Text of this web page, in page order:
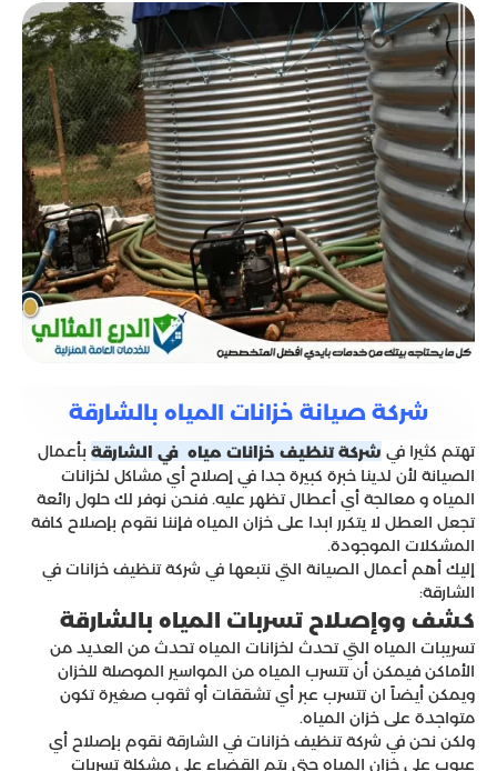
شركة صيانة خزانات المياه بالشارقة
تهتم كثيرا في شركة تنظيف خزانات مياه في الشارقة بأعمال
الصيانة لأن لدينا خبرة كبيرة جدا في إصلاح أي مشاكل لخزانات
المياه و معالجة أي أعطال تظهر عليه. فنحن نوفر لك حلول رائعة
تجعل العطل لا يتكرر ابدا على خزان المياه فإننا نقوم بإصلاح كافة
المشكلات الموجودة.
إليك أهم أعمال الصيانة التي نتبعها في شركة تنظيف خزانات في
الشارقة:
كشف ووإصلاح تسربات المياه بالشارقة
تسريبات المياه التي تحدث لخزانات المياه تحدث من العديد من
الأماكن فيمكن أن تتسرب المياه من المواسير الموصلة للخزان
ويمكن أيضاً ان تتسرب عبر أي تشققات أو ثقوب صغيرة تكون
متواجدة على خزان المياه.
ولكن نحن في شركة تنظيف خزانات في الشارقة نقوم بإصلاح أي
عيوب على خزان المياه حتى يتم القضاء على مشكلة تسربات